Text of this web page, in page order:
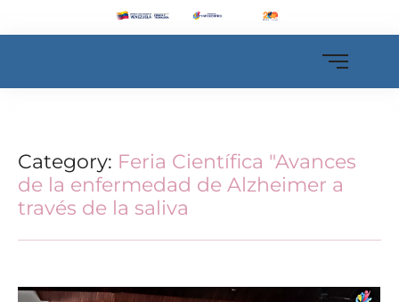
Category: Feria Científica "Avances
de la enfermedad de Alzheimer a
través de la saliva